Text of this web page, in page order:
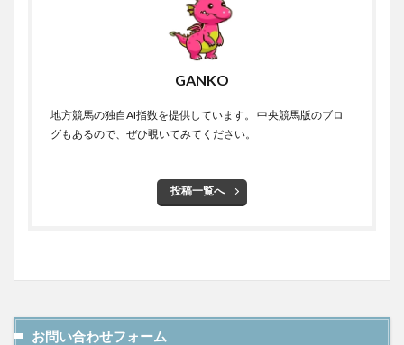
GANKO
地方競馬の独自AI指数を提供しています。 中央競馬版のブロ
グもあるので、ぜひ覗いてみてください。
投稿一覧へ
お問い合わせフォーム